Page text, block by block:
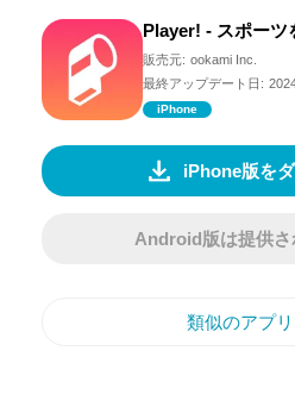
Player! - スポーツ
販売元: ookami Inc.
最終アップデート日:
iPhone
iPhone版を
Android版は提供さ
類似のアプ